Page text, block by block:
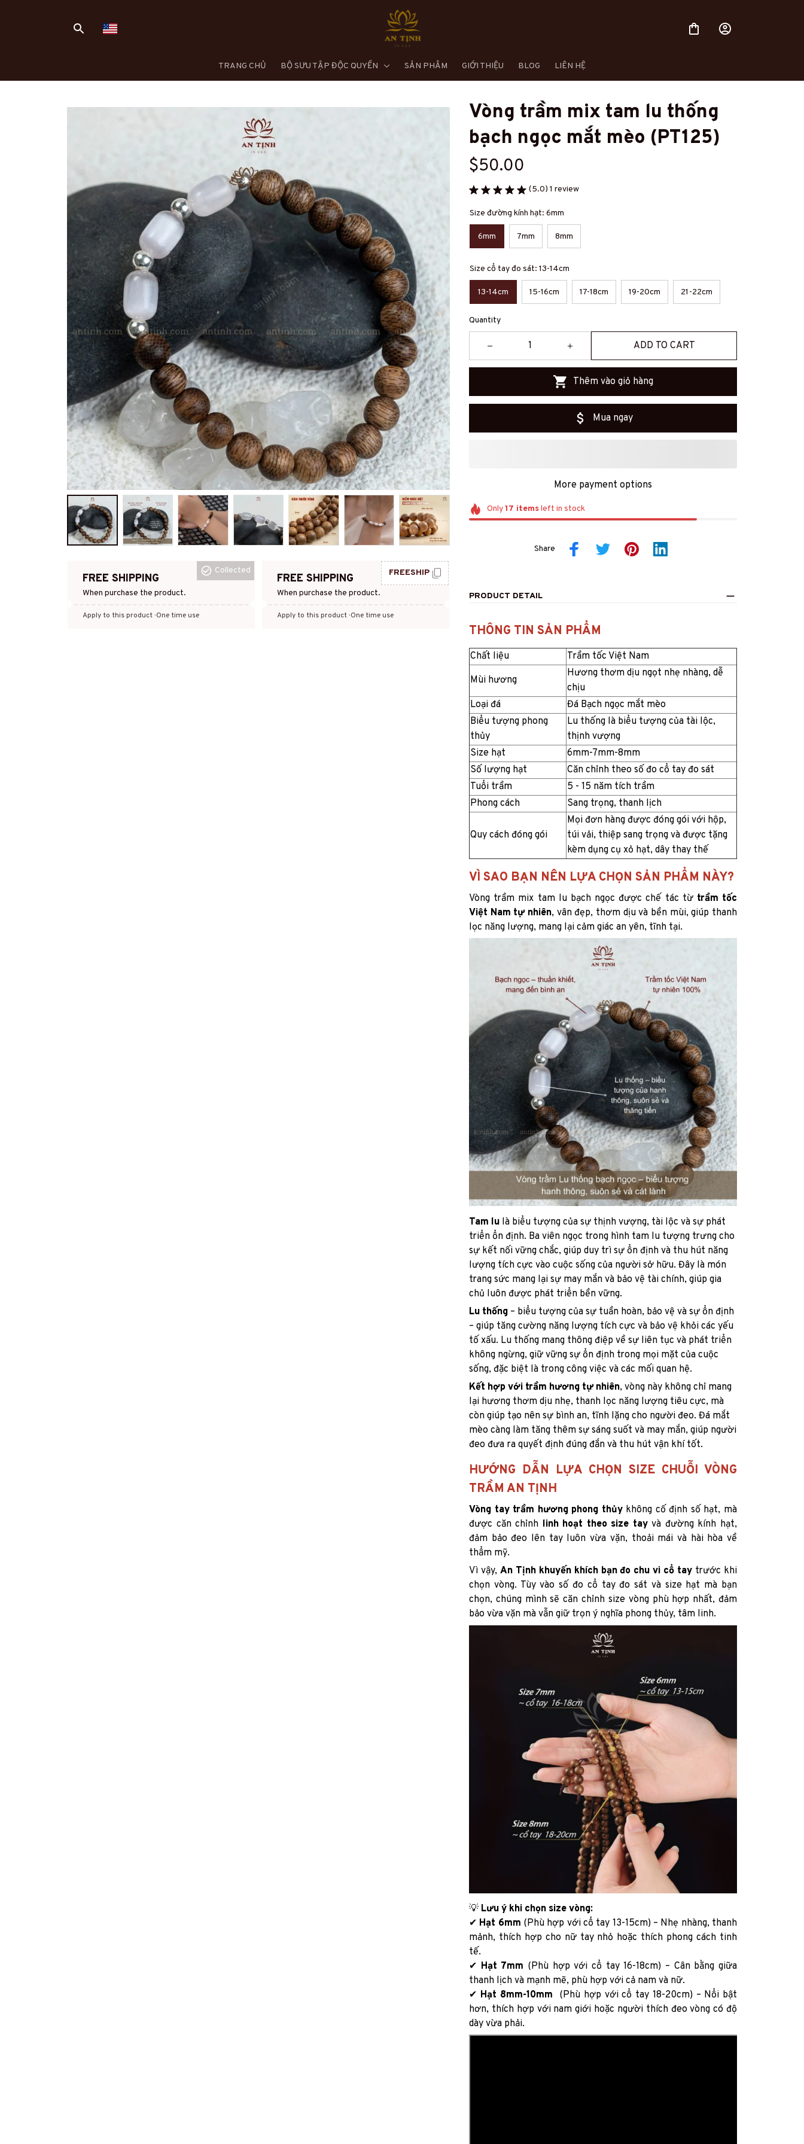
TRANG CHỦ BỘ SƯU TẬP ĐỘC QUYỀN SẢN PHẨM GIỚI THIỆU BLOG LIÊN HỆ
FREE SHIPPING
When purchase the product.
Collected
Apply to this product · One time use
FREE SHIPPING
When purchase the product.
FREESHIP
Apply to this product · One time use
Vòng trầm mix tam lu thống
bạch ngọc mắt mèo (PT125)
$50.00
(5.0) 1 review
Size đường kính hạt: 6mm
6mm 7mm 8mm
Size cổ tay đo sát: 13-14cm
13-14cm 15-16cm 17-18cm 19-20cm 21-22cm
Quantity
ADD TO CART
Thêm vào giỏ hàng
Mua ngay
More payment options
Only17 itemsleft in stock
Share
PRODUCT DETAIL
THÔNG TIN SẢN PHẨM
Chất liệu
Trầm tốc Việt Nam
Mùi hương
Hương thơm dịu ngọt nhẹ nhàng, dễ
chịu
Loại đá
Đá Bạch ngọc mắt mèo
Biểu tượng phong
thủy
Lu thống là biểu tượng của tài lộc,
thịnh vượng
Size hạt
6mm-7mm-8mm
Số lượng hạt
Căn chỉnh theo số đo cổ tay đo sát
Tuổi trầm
5 - 15 năm tích trầm
Phong cách
Sang trọng, thanh lịch
Quy cách đóng gói
Mọi đơn hàng được đóng gói với hộp,
túi vải, thiệp sang trọng và được tặng
kèm dụng cụ xỏ hạt, dây thay thế
VÌ SAO BẠN NÊN LỰA CHỌN SẢN PHẨM NÀY?
Vòng trầm mix tam lu bạch ngọc được chế tác từ trầm tốc
Việt Nam tự nhiên, vân đẹp, thơm dịu và bền mùi, giúp thanh
lọc năng lượng, mang lại cảm giác an yên, tĩnh tại.
Tam lu là biểu tượng của sự thịnh vượng, tài lộc và sự phát
triển ổn định. Ba viên ngọc trong hình tam lu tượng trưng cho
sự kết nối vững chắc, giúp duy trì sự ổn định và thu hút năng
lượng tích cực vào cuộc sống của người sở hữu. Đây là món
trang sức mang lại sự may mắn và bảo vệ tài chính, giúp gia
chủ luôn được phát triển bền vững.
Lu thống – biểu tượng của sự tuần hoàn, bảo vệ và sự ổn định
– giúp tăng cường năng lượng tích cực và bảo vệ khỏi các yếu
tố xấu. Lu thống mang thông điệp về sự liên tục và phát triển
không ngừng, giữ vững sự ổn định trong mọi mặt của cuộc
sống, đặc biệt là trong công việc và các mối quan hệ.
Kết hợp với trầm hương tự nhiên, vòng này không chỉ mang
lại hương thơm dịu nhẹ, thanh lọc năng lượng tiêu cực, mà
còn giúp tạo nên sự bình an, tĩnh lặng cho người đeo. Đá mắt
mèo càng làm tăng thêm sự sáng suốt và may mắn, giúp người
đeo đưa ra quyết định đúng đắn và thu hút vận khí tốt.
HƯỚNG DẪN LỰA CHỌN SIZE CHUỖI VÒNG
TRẦM AN TỊNH
Vòng tay trầm hương phong thủykhông cố định số hạt, mà
được căn chỉnh linh hoạt theo size tayvà đường kính hạt,
đảm bảo đeo lên tay luôn vừa vặn, thoải mái và hài hòa về
thẩm mỹ.
Vì vậy, An Tịnh khuyến khích bạn đo chu vi cổ tay trước khi
chọn vòng. Tùy vào số đo cổ tay đo sát và size hạt mà bạn
chọn, chúng mình sẽ căn chỉnh size vòng phù hợp nhất, đảm
bảo vừa vặn mà vẫn giữ trọn ý nghĩa phong thủy, tâm linh.
💡 Lưu ý khi chọn size vòng:
✔ Hạt 6mm (Phù hợp với cổ tay 13-15cm) – Nhẹ nhàng, thanh
mảnh, thích hợp cho nữ tay nhỏ hoặc thích phong cách tinh
tế.
✔ Hạt 7mm (Phù hợp với cổ tay 16-18cm) – Cân bằng giữa
thanh lịch và mạnh mẽ, phù hợp với cả nam và nữ.
✔ Hạt 8mm-10mm (Phù hợp với cổ tay 18-20cm) – Nổi bật
hơn, thích hợp với nam giới hoặc người thích đeo vòng có độ
dày vừa phải.